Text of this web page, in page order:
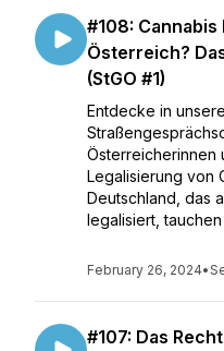
#108:
Österreich?
(StGO #1)
Entdecke in
Österreicherinnen
Legalisierung von
Deutschland, das
legalisiert,
February 26, 2024•
#107: Das